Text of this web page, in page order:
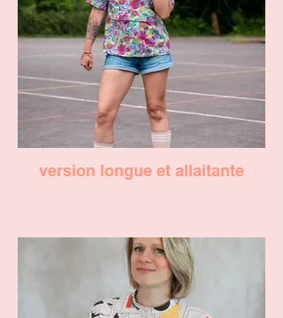
version longue et allaitante